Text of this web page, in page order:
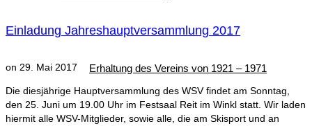
Erhaltung des Vereins von 1921 – 1971
Einladung Jahreshauptversammlung 2017
on 29. Mai 2017
Die diesjährige Hauptversammlung des WSV findet am Sonntag,
den 25. Juni um 19.00 Uhr im Festsaal Reit im Winkl statt. Wir laden
hiermit alle WSV-Mitglieder, sowie alle, die am Skisport und an